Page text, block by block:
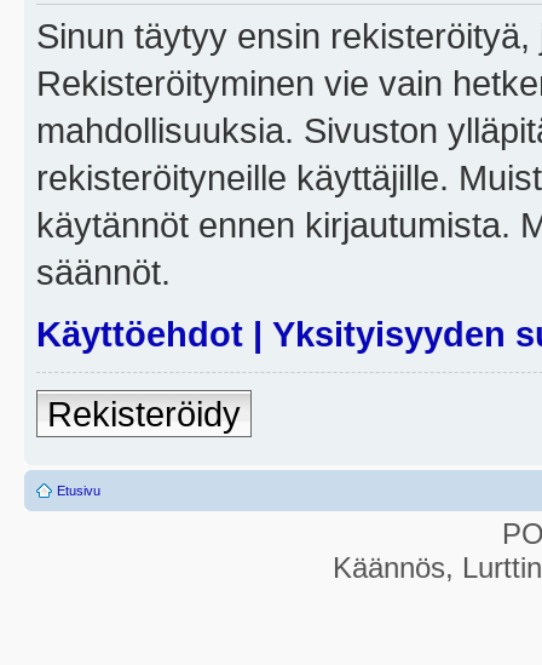
Sinun täytyy ensin
Rekisteröityminen vie vain
mahdollisuuksia. Sivuston
rekisteröityneille käyttäjille.
käytännöt ennen kirjautumista.
säännöt.
Käyttöehdot | Yksityisyyden
Rekisteröidy
Etusivu
Käännös,